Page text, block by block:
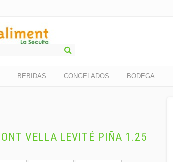
BEBIDAS CONGELADOS BODEGA
VELLA LEVITÉ PIÑA 1.25